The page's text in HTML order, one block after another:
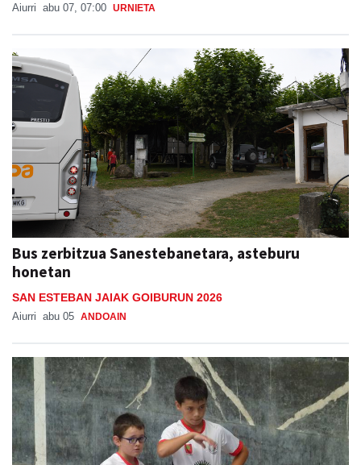
Aiurri abu 07, 07:00 URNIETA
Bus zerbitzua Sanestebanetara, asteburu
honetan
SAN ESTEBAN JAIAK GOIBURUN 2026
Aiurri abu 05 ANDOAIN